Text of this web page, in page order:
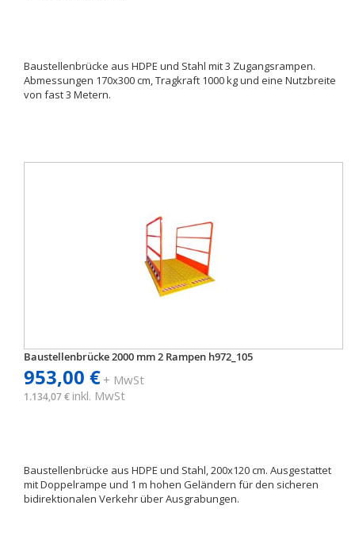
Baustellenbrücke aus HDPE und Stahl mit 3 Zugangsrampen.
Abmessungen 170x300 cm, Tragkraft 1000 kg und eine Nutzbreite
von fast 3 Metern.
Baustellenbrücke 2000 mm 2 Rampen h972_105
953,00 €+ MwSt
1.134,07 € inkl. MwSt
Baustellenbrücke aus HDPE und Stahl, 200x120 cm. Ausgestattet
mit Doppelrampe und 1 m hohen Geländern für den sicheren
bidirektionalen Verkehr über Ausgrabungen.